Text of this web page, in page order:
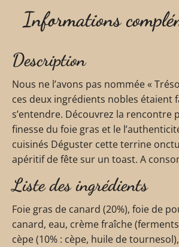
Informations
Description
Nous ne l’avons pas nommée «
ces deux ingrédients nobles étaient
s’entendre. Découvrez la rencontre
finesse du foie gras et le
cuisinés Déguster cette terrine
apéritif de fête sur un toast. A
Liste des ingrédients
Foie gras de canard (20%), foie de
canard, eau, crème fraîche
cèpe (10% : cèpe, huile de